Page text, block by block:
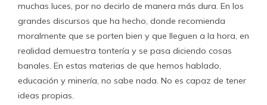
muchas luces, por no decirlo de manera más dura. En los
grandes discursos que ha hecho, donde recomienda
moralmente que se porten bien y que lleguen a la hora, en
realidad demuestra tontería y se pasa diciendo cosas
banales. En estas materias de que hemos hablado,
educación y minería, no sabe nada. No es capaz de tener
ideas propias.